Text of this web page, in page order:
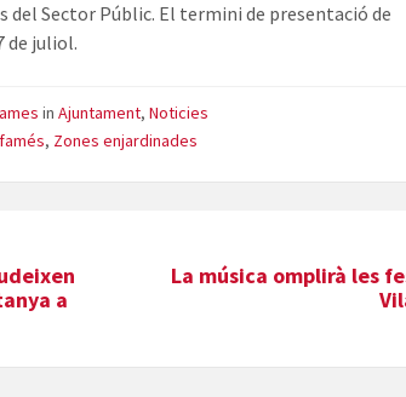
Sector Públic. El termini de presentació de
de juliol.
inAjuntament,Noticies
, Zones enjardinades
a
La música omplirà les